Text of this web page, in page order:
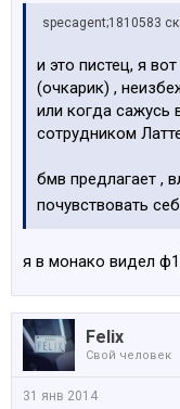
specagent;1810583
и это пистец, я
(очкарик) ,
или когда сажусь
сотрудником
бмв предлагает ,
почувствовать
я в монако видел
Felix
Свой человек
31 янв 2014